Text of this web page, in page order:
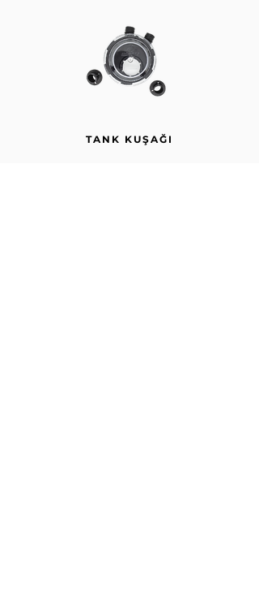
TANK KUŞAĞI